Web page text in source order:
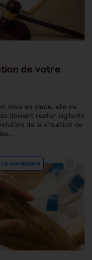
de votre
mise en place, elle ne
doivent rester vigilants
de la situation de
Le mandataire